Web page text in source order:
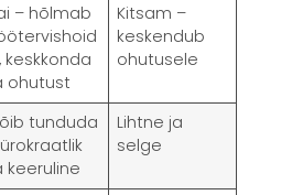
– hõlmab
keskkonda
ohutust
Kitsam –
keskendub
ohutusele
tunduda
keeruline
Lihtne ja
selge